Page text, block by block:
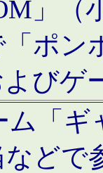
」（
「ポン
びゲ
ム「
どで